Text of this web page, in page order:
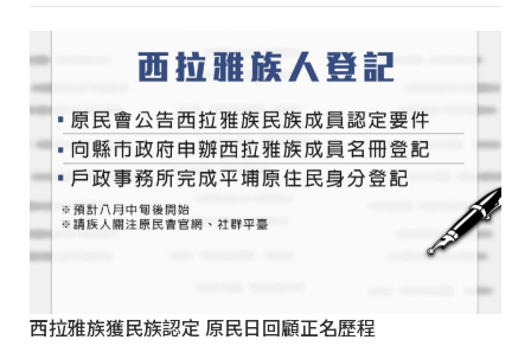
西拉雅族獲民族認定 原民日回顧正名歷程